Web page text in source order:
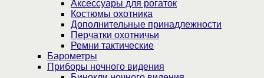
Аксессуары для рогаток
Костюмы охотника
Дополнительные принадлежности
Перчатки охотничьи
Ремни тактические
Барометры
Приборы ночного видения